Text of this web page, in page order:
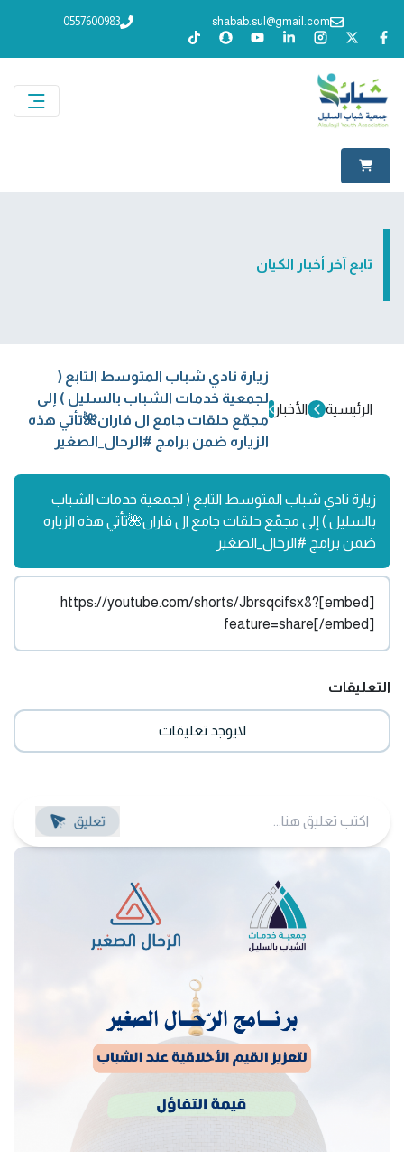
shabab.sul@gmail.com
0557600983
تابع آخر أخبار الكيان
الرئيسية الأخبار
زيارة نادي شباب المتوسط التابع (
لجمعية خدمات الشباب بالسليل ) إلى
مجمّع حلقات جامع ال فاران🌺تأتي هذه
الزياره ضمن برامج #الرحال_الصغير
زيارة نادي شباب المتوسط التابع ( لجمعية خدمات الشباب
بالسليل ) إلى مجمّع حلقات جامع ال فاران🌺تأتي هذه الزياره
ضمن برامج #الرحال_الصغير
[embed]https://youtube.com/shorts/Jbrsqcifsx8?
feature=share[/embed]
التعليقات
لايوجد تعليقات